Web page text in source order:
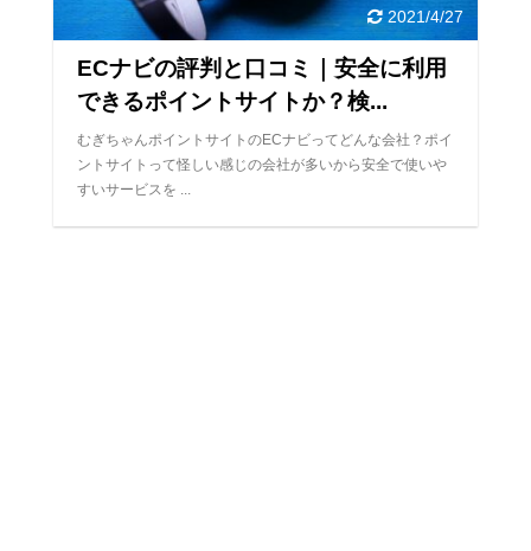
2021/4/27
ECナビの評判と口コミ｜安全に利用
できるポイントサイトか？検...
むぎちゃんポイントサイトのECナビってどんな会社？ポイ
ントサイトって怪しい感じの会社が多いから安全で使いや
すいサービスを ...